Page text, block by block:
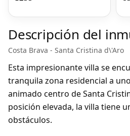
Descripción del
Costa Brava - Santa Cristina d\'Aro
Esta impresionante villa se
tranquila zona residencial a
animado centro de Santa
posición elevada, la villa tiene
obstáculos.